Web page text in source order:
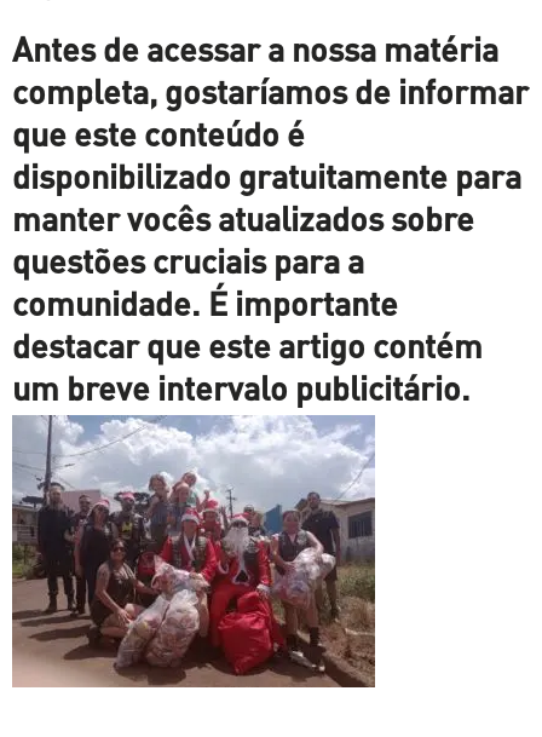
Antes de acessar a nossa matéria
completa, gostaríamos de informar
que este conteúdo é
disponibilizado gratuitamente para
manter vocês atualizados sobre
questões cruciais para a
comunidade. É importante
destacar que este artigo contém
um breve intervalo publicitário.